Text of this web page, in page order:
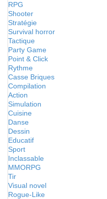
RPG
Shooter
Stratégie
Survival horror
Tactique
Party Game
Point & Click
Rythme
Casse Briques
Compilation
Action
Simulation
Cuisine
Danse
Dessin
Educatif
Sport
Inclassable
MMORPG
Tir
Visual novel
Rogue-Like